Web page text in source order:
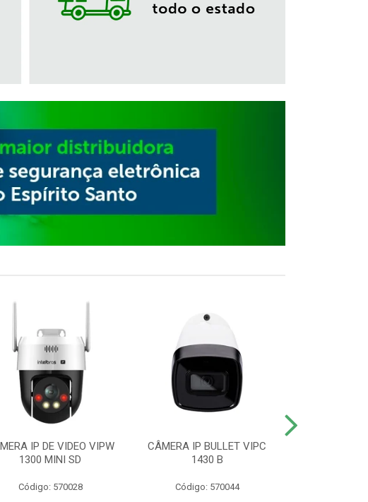
IP DE VIDEO VIPW
1300 MINI SD
Código: 570028
CÂMERA IP BULLET VIPC
1430 B
Código: 570044